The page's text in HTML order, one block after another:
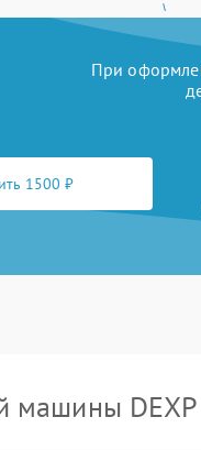
При
1500 ₽
машины DEXP